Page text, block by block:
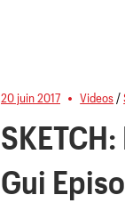
20 juin 2017 Videos /
Gui